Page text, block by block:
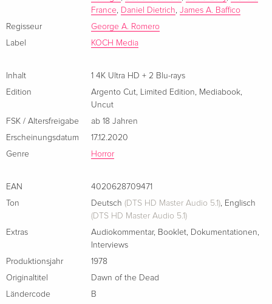
Englisch · UK Version
EUR 86,99
European Cut, Extended Edition, Kinoversion,
Limited Edition, 4K Ultra HD + 5 Blu-rays
France, Daniel Dietrich, James A. Baffico
Regisseur
George A. Romero
Label
KOCH Media
Inhalt
1 4K Ultra HD + 2 Blu-rays
Edition
Argento Cut, Limited Edition, Mediabook,
Uncut
FSK / Altersfreigabe
ab 18 Jahren
Erscheinungsdatum
17.12.2020
Genre
Horror
EAN
4020628709471
Ton
Deutsch (DTS HD Master Audio 5.1), Englisch
(DTS HD Master Audio 5.1)
Extras
Audiokommentar, Booklet, Dokumentationen,
Interviews
Produktionsjahr
1978
Originaltitel
Dawn of the Dead
Ländercode
B